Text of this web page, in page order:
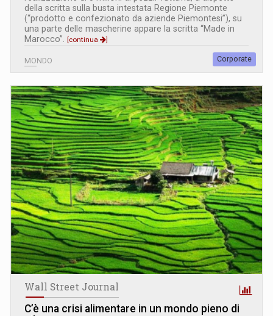
della scritta sulla busta intestata Regione Piemonte
(“prodotto e confezionato da aziende Piemontesi”), su
una parte delle mascherine appare la scritta “Made in
Marocco”. [continua ]
MONDO Corporate
Wall Street Journal
C’è una crisi alimentare in un mondo pieno di